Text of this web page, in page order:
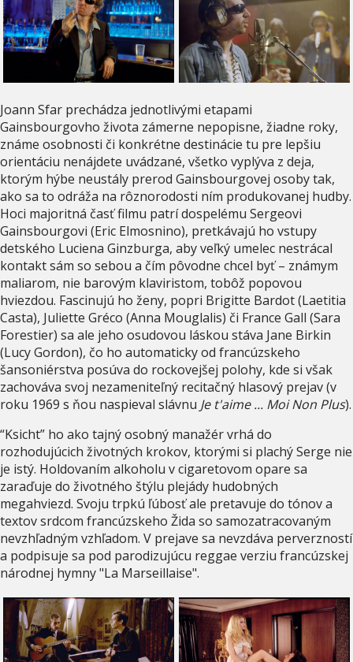
Joann Sfar prechádza jednotlivými etapami
Gainsbourgovho života zámerne nepopisne, žiadne roky,
známe osobnosti či konkrétne destinácie tu pre lepšiu
orientáciu nenájdete uvádzané, všetko vyplýva z deja,
ktorým hýbe neustály prerod Gainsbourgovej osoby tak,
ako sa to odráža na rôznorodosti ním produkovanej hudby.
Hoci majoritná časť filmu patrí dospelému Sergeovi
Gainsbourgovi (Eric Elmosnino), pretkávajú ho vstupy
detského Luciena Ginzburga, aby veľký umelec nestrácal
kontakt sám so sebou a čím pôvodne chcel byť – známym
maliarom, nie barovým klaviristom, tobôž popovou
hviezdou. Fascinujú ho ženy, popri Brigitte Bardot (Laetitia
Casta), Juliette Gréco (Anna Mouglalis) či France Gall (Sara
Forestier) sa ale jeho osudovou láskou stáva Jane Birkin
(Lucy Gordon), čo ho automaticky od francúzskeho
šansoniérstva posúva do rockovejšej polohy, kde si však
zachováva svoj nezameniteľný recitačný hlasový prejav (v
roku 1969 s ňou naspieval slávnu Je t'aime ... Moi Non Plus).
“Ksicht” ho ako tajný osobný manažér vrhá do
rozhodujúcich životných krokov, ktorými si plachý Serge nie
je istý. Holdovaním alkoholu v cigaretovom opare sa
zaraďuje do životného štýlu plejády hudobných
megahviezd. Svoju trpkú ľúbosť ale pretavuje do tónov a
textov srdcom francúzskeho Žida so samozatracovaným
nevzhľadným vzhľadom. V prejave sa nevzdáva perverzností
a podpisuje sa pod parodizujúcu reggae verziu francúzskej
národnej hymny "La Marseillaise".